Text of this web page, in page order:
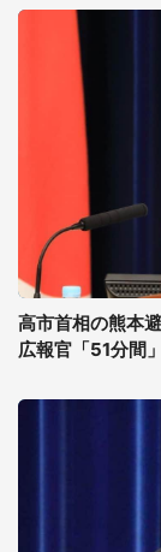
高市首相の熊本
広報官「51分間